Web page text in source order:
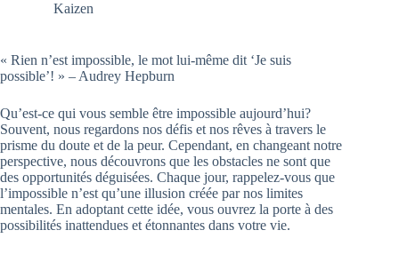
Kaizen
« Rien n’est impossible, le mot lui-même dit ‘Je suis
possible’! » – Audrey Hepburn
Qu’est-ce qui vous semble être impossible aujourd’hui?
Souvent, nous regardons nos défis et nos rêves à travers le
prisme du doute et de la peur. Cependant, en changeant notre
perspective, nous découvrons que les obstacles ne sont que
des opportunités déguisées. Chaque jour, rappelez-vous que
l’impossible n’est qu’une illusion créée par nos limites
mentales. En adoptant cette idée, vous ouvrez la porte à des
possibilités inattendues et étonnantes dans votre vie.